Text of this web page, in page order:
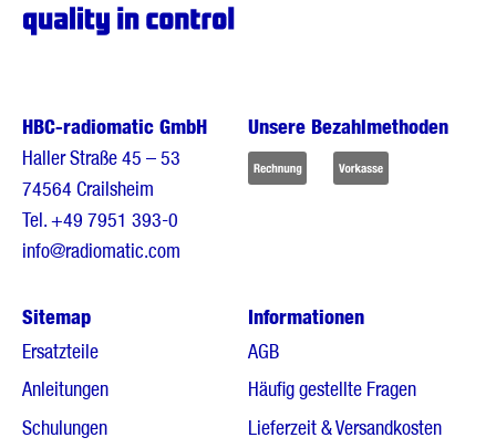
HBC-radiomatic GmbH
Haller Straße 45 – 53
74564 Crailsheim
Tel.+49 7951 393-0
info@radiomatic.com
Unsere Bezahlmethoden
Sitemap
Ersatzteile
Anleitungen
Schulungen
Informationen
AGB
Häufig gestellte Fragen
Lieferzeit & Versandkosten